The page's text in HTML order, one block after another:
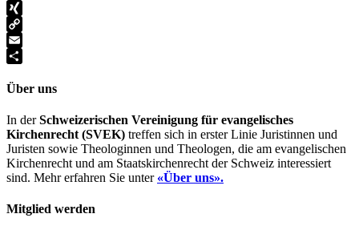
LinkedIn
XING
Copy
Link
Email
Über uns
In derSchweizerischen Vereinigung für evangelisches
Kirchenrecht (SVEK) treffen sich in erster Linie Juristinnen und
Juristen sowie Theologinnen und Theologen, die am evangelischen
Kirchenrecht und am Staatskirchenrecht der Schweiz interessiert
sind. Mehr erfahren Sie unter «Über uns».
Mitglied werden